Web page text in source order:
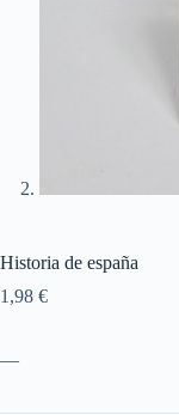
Historia de españa
1,98 €
—